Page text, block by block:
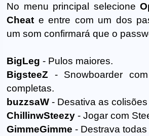
No menu principal selecione
Cheat e entre com um dos
um som confirmará que o
BigLeg - Pulos maiores.
BigsteeZ - Snowboarder
completas.
buzzsaW - Desativa as
ChillinwSteezy - Jogar com
GimmeGimme - Destrava